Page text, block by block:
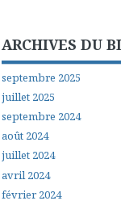
ARCHIVES DU
septembre 2025
juillet 2025
septembre 2024
août 2024
juillet 2024
avril 2024
février 2024